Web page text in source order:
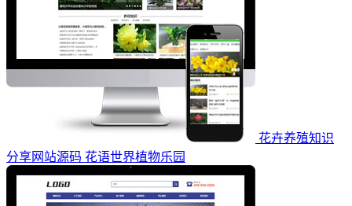
花卉养殖知识
分享网站源码 花语世界植物乐园